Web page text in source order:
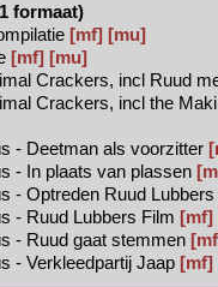
formaat)
[mf] [mu]
[mf] [mu]
Crackers, incl Ruud
Crackers, incl the
- Deetman als voorzitter
- In plaats van plassen
- Optreden Ruud Lubbers
- Ruud Lubbers Film [mf]
- Ruud gaat stemmen
- Verkleedpartij Jaap [mf]